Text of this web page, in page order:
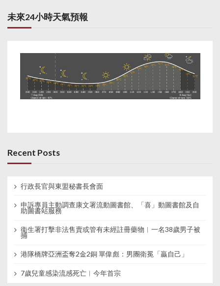
未來24小時天氣預報
Recent Posts
行政長官與東盟秘書長會面
申訴專員主動調查康文署流動圖書館、「喜」動圖書館及自
助圖書站服務
衞生署打擊非法售賣或管有未經註冊藥物︱一名38歲男子被
捕
港隊橋牌亞洲盃奪2金2銅 單偉彪：男團衛冕「贏自己」
7歲兒童感染流感死亡︱今年首宗